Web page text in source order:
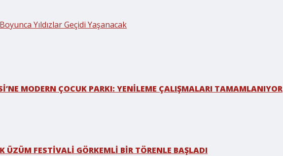
Yıldızlar Geçidi Yaşanacak
MODERN ÇOCUK PARKI: YENİLEME ÇALIŞMALARI TAMAMLANIYOR
ÜZÜM FESTİVALİ GÖRKEMLİ BİR TÖRENLE BAŞLADI